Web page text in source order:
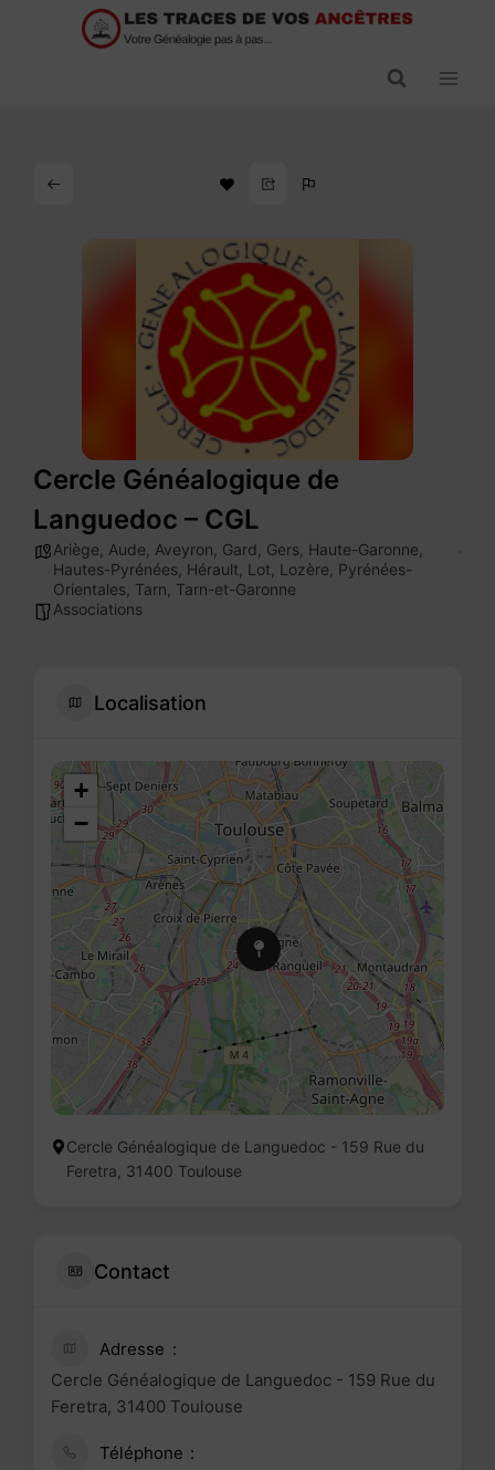
Cercle Généalogique de
Languedoc – CGL
Ariège Aude Aveyron Gard Gers Haute-Garonne
Hautes-Pyrénées Hérault Lot Lozère Pyrénées-
Orientales Tarn Tarn-et-Garonne
Associations
Localisation
+
−
Cercle Généalogique de Languedoc - 159 Rue du
Feretra, 31400 Toulouse
Contact
Adresse
Cercle Généalogique de Languedoc - 159 Rue du
Feretra, 31400 Toulouse
Téléphone